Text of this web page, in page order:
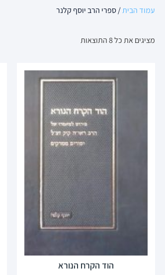
עמוד הבית/ ספרי הרב יוסף קלנר
מציגים את כל ⁦8⁩ התוצאות
הוד הקרח הנורא